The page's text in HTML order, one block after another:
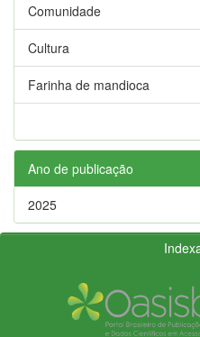
Comunidade
Cultura
Farinha de mandioca
Ano de publicação
2025